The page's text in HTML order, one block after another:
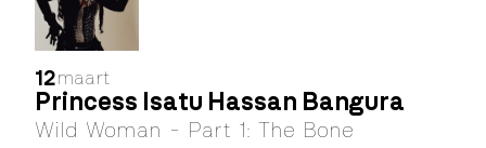
12maart
Princess Isatu Hassan Bangura
Wild Woman - Part 1: The Bone